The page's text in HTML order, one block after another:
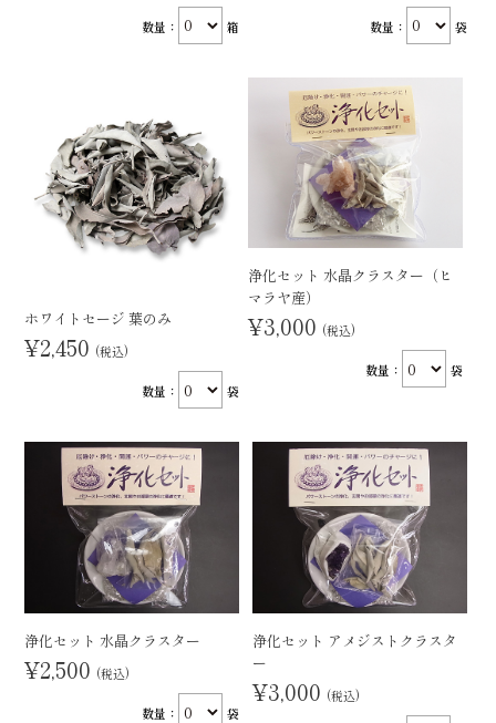
数量： 箱 数量： 袋
ホワイトセージ 葉のみ
¥2,450 (税込)
数量： 袋
浄化セット 水晶クラスター（ヒ
マラヤ産）
¥3,000 (税込)
数量： 袋
浄化セット 水晶クラスター
¥2,500 (税込)
数量： 袋
浄化セット アメジストクラスタ
ー
¥3,000 (税込)